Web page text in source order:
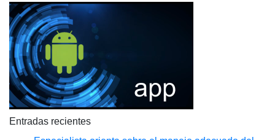
Entradas recientes